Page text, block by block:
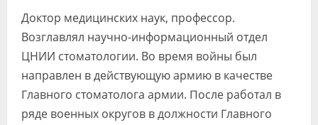
Доктор медицинских наук, профессор.
Возглавлял научно-информационный отдел
ЦНИИ стоматологии. Во время войны был
направлен в действующую армию в качестве
Главного стоматолога армии. После работал в
ряде военных округов в должности Главного